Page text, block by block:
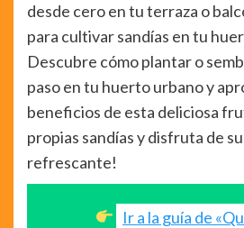
desde cero en tu terraza o
para cultivar sandías en tu
Descubre cómo plantar o
paso en tu huerto urbano y
beneficios de esta deliciosa
propias sandías y disfruta de
refrescante!
Ir a la guía de